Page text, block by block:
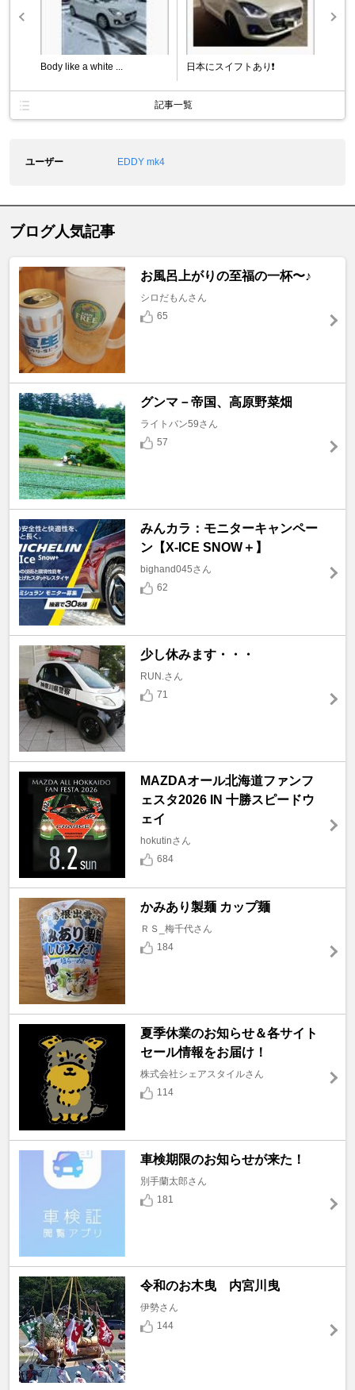
Body like a white ... 日本にスイフトあり❗️
記事一覧
ユーザー EDDY mk4
ブログ人気記事
お風呂上がりの至福の一杯〜♪
シロだもんさん
65
グンマ－帝国、高原野菜畑
ライトバン59さん
57
みんカラ：モニターキャンペー
ン【X-ICE SNOW＋】
bighand045さん
62
少し休みます・・・
RUN.さん
71
MAZDAオール北海道ファンフ
ェスタ2026 IN 十勝スピードウ
ェイ
hokutinさん
684
かみあり製麺 カップ麺
ＲＳ_梅千代さん
184
夏季休業のお知らせ＆各サイト
セール情報をお届け！
株式会社シェアスタイルさん
114
車検期限のお知らせが来た！
別手蘭太郎さん
181
令和のお木曳 内宮川曳
伊勢さん
144